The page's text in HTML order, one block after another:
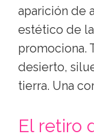
aparición de
estético de
promociona.
desierto,
tierra. Una
El retiro